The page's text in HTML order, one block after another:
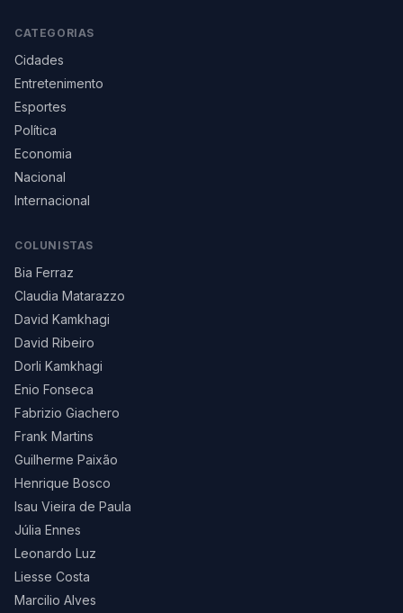
CATEGORIAS
Cidades
Entretenimento
Esportes
Política
Economia
Nacional
Internacional
COLUNISTAS
Bia Ferraz
Claudia Matarazzo
David Kamkhagi
David Ribeiro
Dorli Kamkhagi
Enio Fonseca
Fabrizio Giachero
Frank Martins
Guilherme Paixão
Henrique Bosco
Isau Vieira de Paula
Júlia Ennes
Leonardo Luz
Liesse Costa
Marcilio Alves